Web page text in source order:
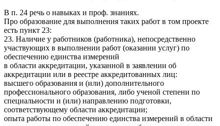
В п. 24 речь о навыках и проф. знаниях.
Про образование для выполнения таких работ в том проекте
есть пункт 23:
23. Наличие у работников (работника), непосредственно
участвующих в выполнении работ (оказании услуг) по
обеспечению единства измерений
в области аккредитации, указанной в заявлении об
аккредитации или в реестре аккредитованных лиц:
высшего образования и (или) дополнительного
профессионального образования, либо ученой степени по
специальности и (или) направлению подготовки,
соответствующему области аккредитации;
опыта работы по обеспечению единства измерений в области